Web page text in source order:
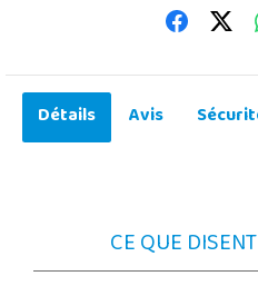
Détails Avis
CE QUE